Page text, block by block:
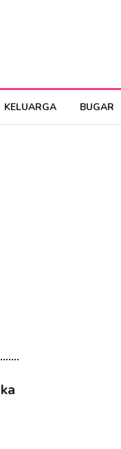
KELUARGA BUGAR